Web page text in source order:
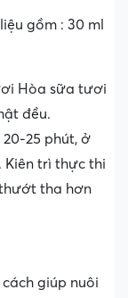
gồm : 30 ml
Hòa sữa tươi
đều.
25 phút, ở
Kiên trì thực thi
tha hơn
giúp nuôi